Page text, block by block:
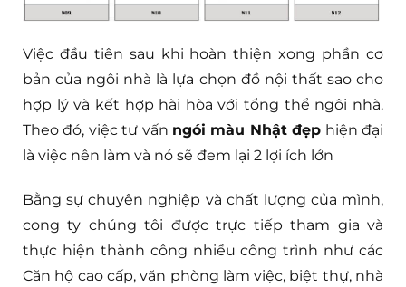
Việc đầu tiên sau khi hoàn thiện xong phần cơ
bản của ngôi nhà là lựa chọn đồ nội thất sao cho
hợp lý và kết hợp hài hòa với tổng thể ngôi nhà.
Theo đó, việc tư vấn ngói màu Nhật đẹp hiện đại
là việc nên làm và nó sẽ đem lại 2 lợi ích lớn
Bằng sự chuyên nghiệp và chất lượng của mình,
cong ty chúng tôi được trực tiếp tham gia và
thực hiện thành công nhiều công trình như các
Căn hộ cao cấp, văn phòng làm việc, biệt thự, nhà